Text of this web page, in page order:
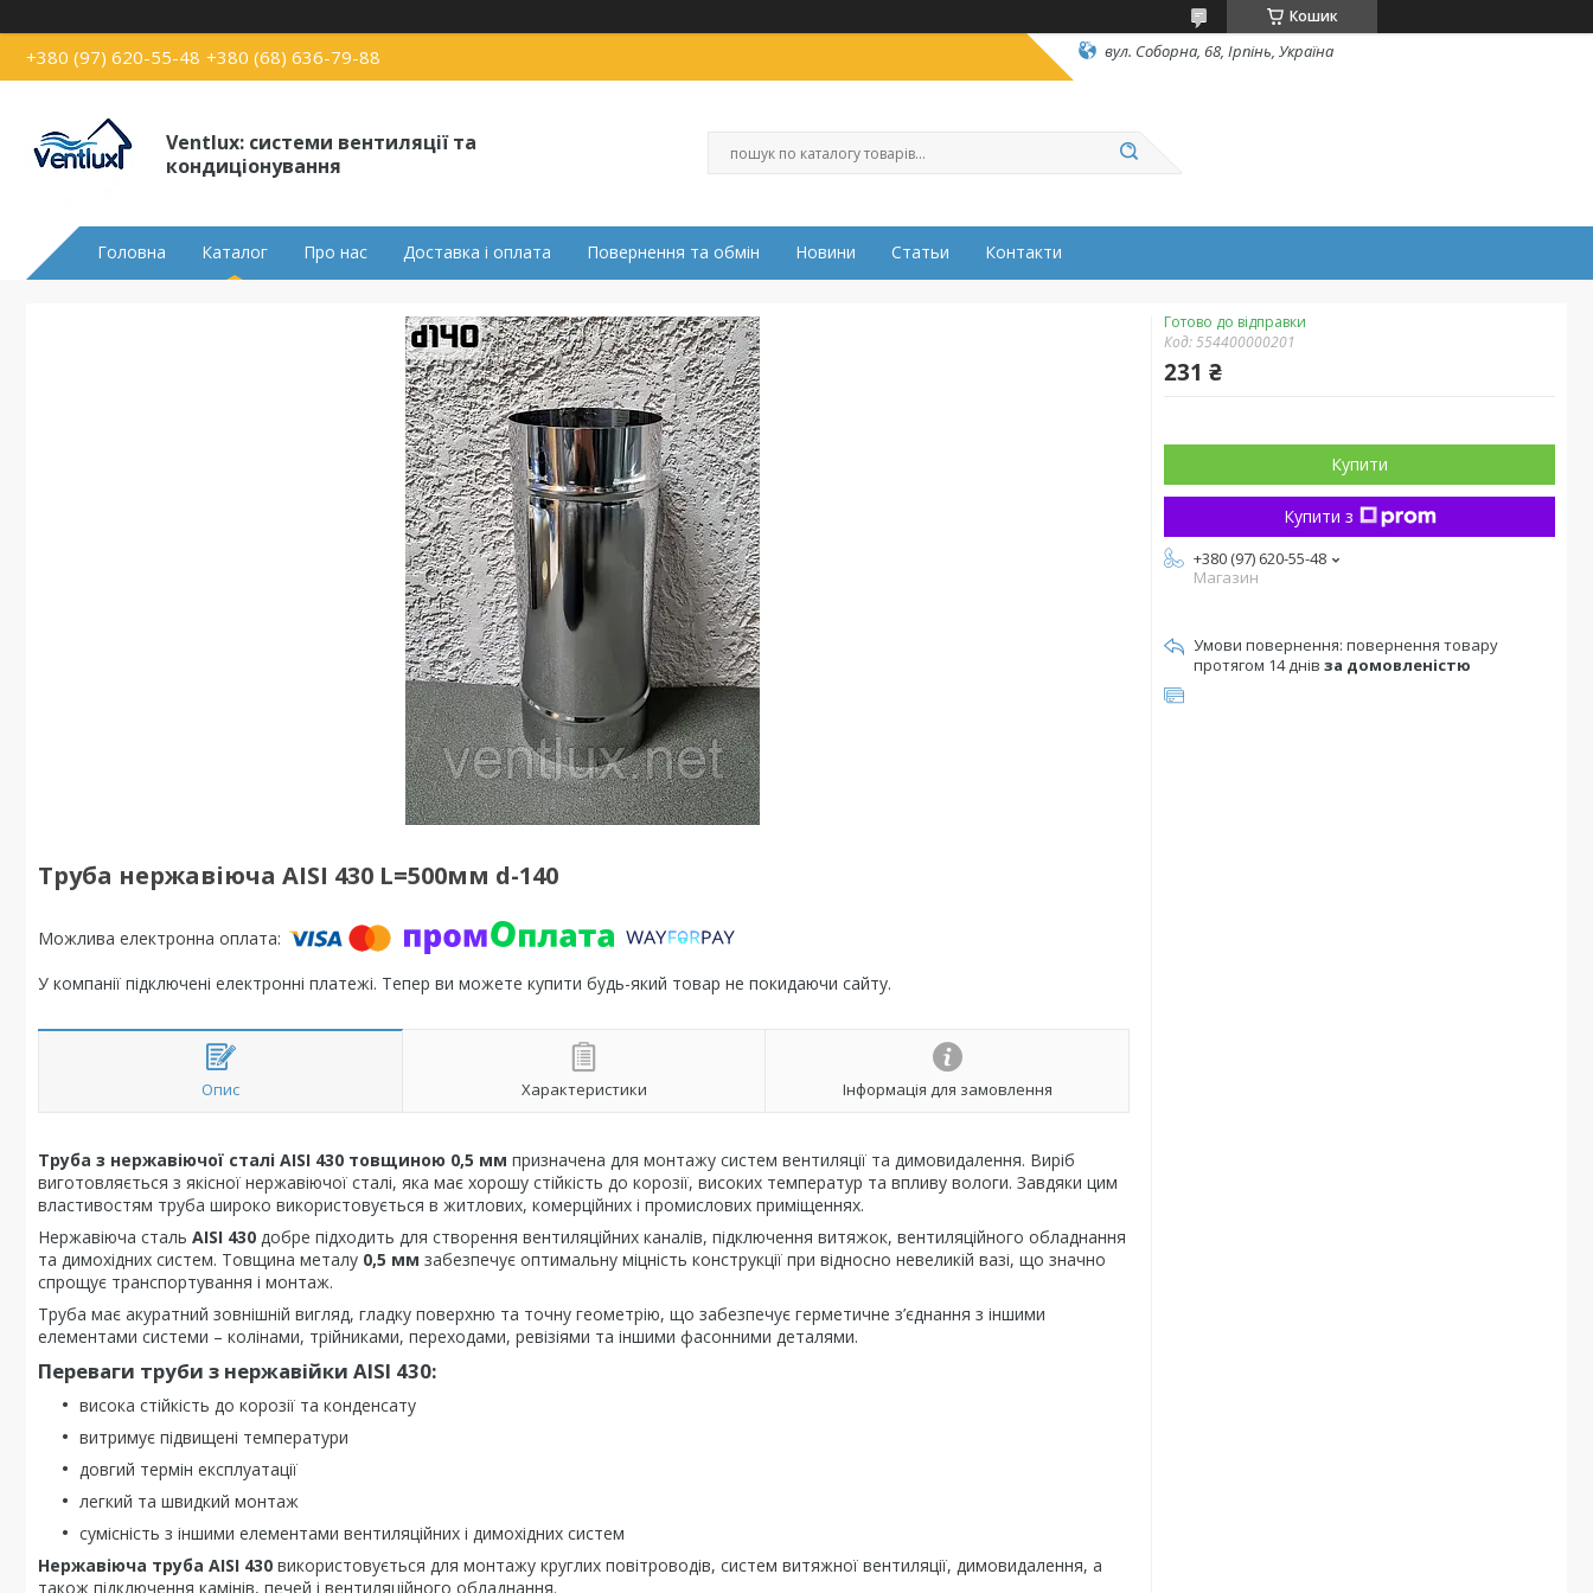
Кошик
+380 (97) 620-55-48 +380 (68) 636-79-88 вул. Соборна, 68, Ірпінь, Україна
Ventlux: системи вентиляції та
кондиціонування
Головна Каталог Про нас Доставка і оплата Повернення та обмін Новини Статьи Контакти
Труба нержавіюча AISI 430 L=500мм d-140
У компанії підключені електронні платежі. Тепер ви можете купити будь-який товар не покидаючи сайту.
Опис Характеристики Інформація для замовлення
Труба з нержавіючої сталі AISI 430 товщиною 0,5 мм призначена для монтажу систем вентиляції та димовидалення. Виріб
виготовляється з якісної нержавіючої сталі, яка має хорошу стійкість до корозії, високих температур та впливу вологи. Завдяки цим
властивостям труба широко використовується в житлових, комерційних і промислових приміщеннях.
Нержавіюча сталь AISI 430 добре підходить для створення вентиляційних каналів, підключення витяжок, вентиляційного обладнання
та димохідних систем. Товщина металу 0,5 мм забезпечує оптимальну міцність конструкції при відносно невеликій вазі, що значно
спрощує транспортування і монтаж.
Труба має акуратний зовнішній вигляд, гладку поверхню та точну геометрію, що забезпечує герметичне з’єднання з іншими
елементами системи – колінами, трійниками, переходами, ревізіями та іншими фасонними деталями.
Переваги труби з нержавійки AISI 430:
висока стійкість до корозії та конденсату
витримує підвищені температури
довгий термін експлуатації
легкий та швидкий монтаж
сумісність з іншими елементами вентиляційних і димохідних систем
Нержавіюча труба AISI 430 використовується для монтажу круглих повітроводів, систем витяжної вентиляції, димовидалення, а
також підключення камінів, печей і вентиляційного обладнання.
Готово до відправки
Код:554400000201
231 ₴
Купити
Купити з
+380 (97) 620-55-48
Магазин
повернення товару
протягом 14 днів за домовленістю